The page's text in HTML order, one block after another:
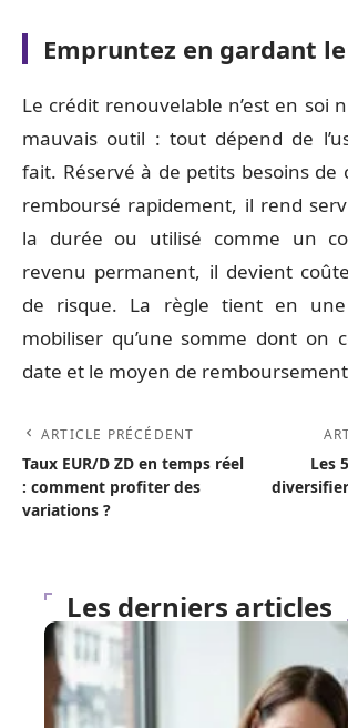
Empruntez en gardant
Le crédit renouvelable n’est en soi
mauvais outil : tout dépend de
fait. Réservé à de petits besoins
remboursé rapidement, il rend
la durée ou utilisé comme un
revenu permanent, il devient
de risque. La règle tient en
mobiliser qu’une somme dont on
date et le moyen de
ARTICLE PRÉCÉDENT
Taux EUR/D ZD en temps réel
: comment profiter des
variations ?
Les
Les derniers articles